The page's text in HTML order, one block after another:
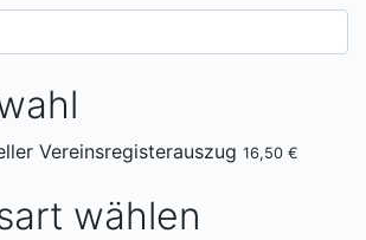
Vereinsregisterauszug 16,50 €
wählen